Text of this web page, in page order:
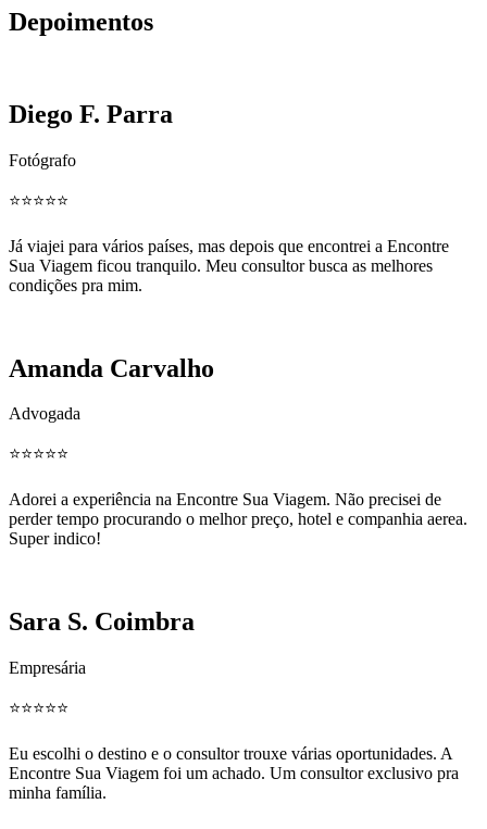
Depoimentos
Diego F. Parra
Fotógrafo
⭐️⭐️⭐️⭐️⭐️
Já viajei para vários países, mas depois que encontrei a Encontre
Sua Viagem ficou tranquilo. Meu consultor busca as melhores
condições pra mim.
Amanda Carvalho
Advogada
⭐️⭐️⭐️⭐️⭐️
Adorei a experiência na Encontre Sua Viagem. Não precisei de
perder tempo procurando o melhor preço, hotel e companhia aerea.
Super indico!
Sara S. Coimbra
Empresária
⭐️⭐️⭐️⭐️⭐️
Eu escolhi o destino e o consultor trouxe várias oportunidades. A
Encontre Sua Viagem foi um achado. Um consultor exclusivo pra
minha família.